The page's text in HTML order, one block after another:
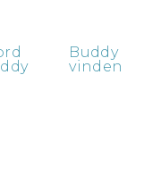
Buddy
vinden